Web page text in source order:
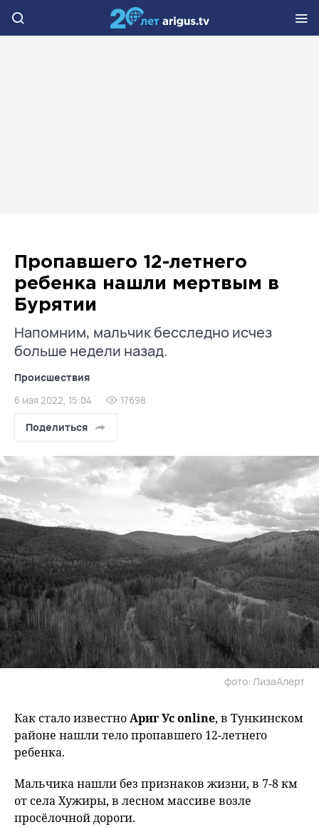
Пропавшего 12-летнего
ребенка нашли мертвым в
Бурятии
Напомним, мальчик бесследно исчез
больше недели назад.
Происшествия
6 мая 2022, 15:04 17698
Поделиться
фото: ЛизаАлерт
Как стало известноАриг Ус online, в Тункинском
районе нашли тело пропавшего 12-летнего
ребенка.
Мальчика нашли без признаков жизни, в 7-8 км
от села Хужиры, в лесном массиве возле
просёлочной дороги.